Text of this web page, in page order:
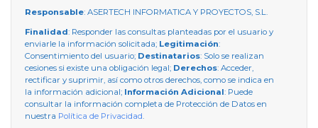
Responsable: ASERTECH INFORMATICA Y PROYECTOS, S.L.
Finalidad: Responder las consultas planteadas por el usuario y
enviarle la información solicitada; Legitimación:
Consentimiento del usuario; Destinatarios: Solo se realizan
cesiones si existe una obligación legal; Derechos: Acceder,
rectificar y suprimir, así como otros derechos, como se indica en
la información adicional; Información Adicional: Puede
consultar la información completa de Protección de Datos en
nuestra Política de Privacidad